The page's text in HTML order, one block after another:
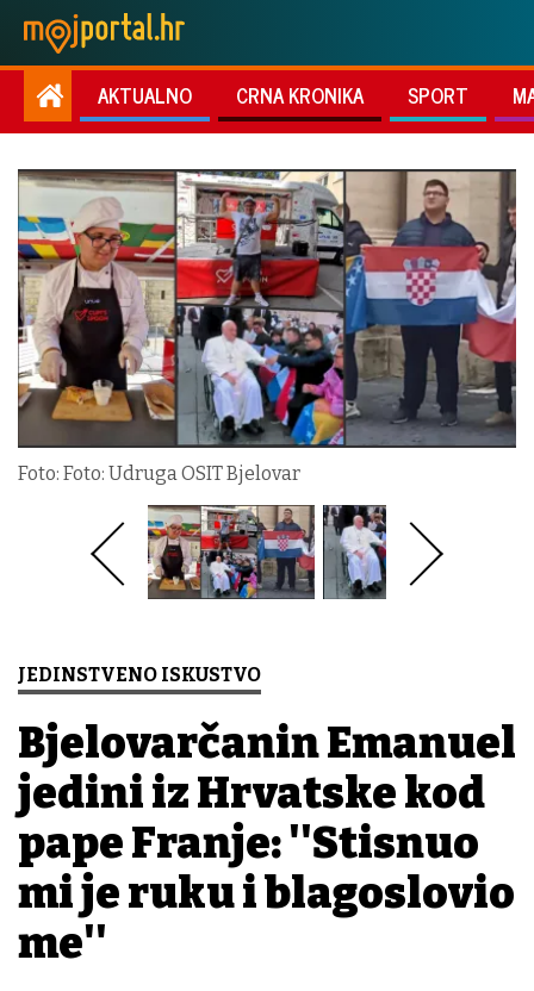
AKTUALNO CRNA KRONIKA SPORT
Foto: Foto: Udruga OSIT Bjelovar
JEDINSTVENO ISKUSTVO
Bjelovarčanin Emanuel
jedini iz Hrvatske kod
pape Franje: ''Stisnuo
mi je ruku i blagoslovio
me''